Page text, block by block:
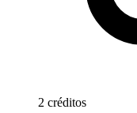
2 créditos